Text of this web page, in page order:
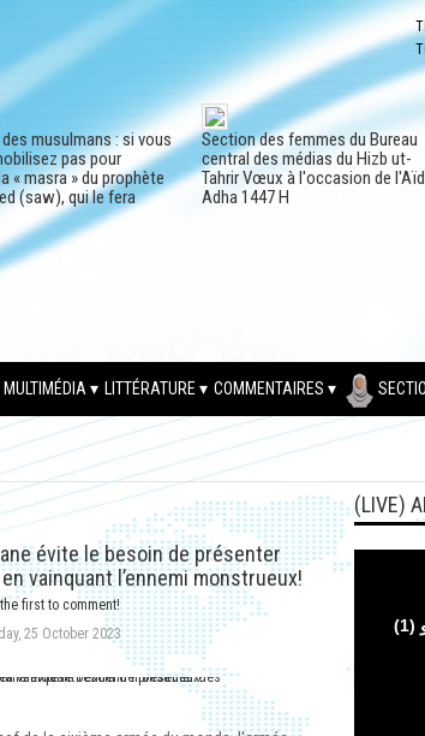
musulmans : si vous
pas pour
« masra » du prophète
(saw), qui le fera
Section des femmes du Bureau
central des médias du Hizb ut-
Tahrir Vœux à l'occasion de
Adha 1447 H
MULTIMÉDIA LITTÉRATURE COMMENTAIRES
évite le besoin de présenter
vainquant l’ennemi monstrueux!
the first to comment!
25 October 2023
(LIVE)